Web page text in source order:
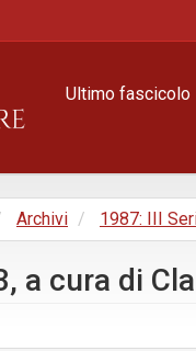
Ultimo fascicolo
Archivi 1987: III
a cura di